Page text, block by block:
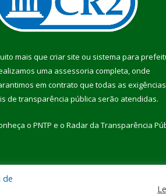
mais que criar site ou sistema para
uma assessoria completa, onde
em contrato que todas as
de transparência pública serão atendidas.
o PNTP e o Radar da Transparência
Acessar
de